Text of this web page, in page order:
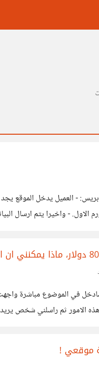
على ووردبريس: - العميل
- واخيرا يتم ارسال
في الموضوع مباشرة
موقعي !